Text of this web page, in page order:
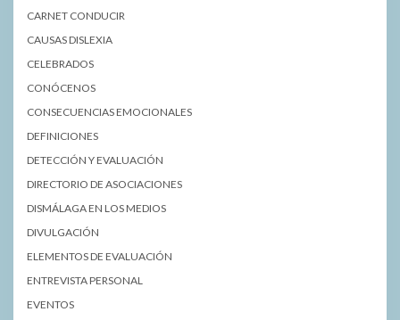
CARNET CONDUCIR
CAUSAS DISLEXIA
CELEBRADOS
CONÓCENOS
CONSECUENCIAS EMOCIONALES
DEFINICIONES
DETECCIÓN Y EVALUACIÓN
DIRECTORIO DE ASOCIACIONES
DISMÁLAGA EN LOS MEDIOS
DIVULGACIÓN
ELEMENTOS DE EVALUACIÓN
ENTREVISTA PERSONAL
EVENTOS